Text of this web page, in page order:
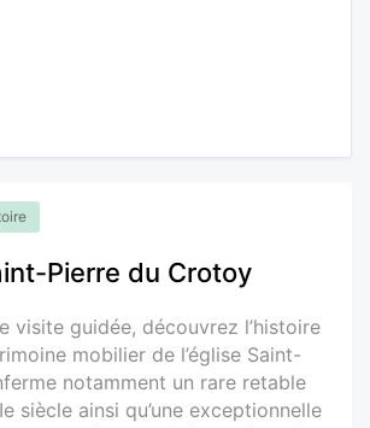
Pierre du Crotoy
visite guidée, découvrez l’histoire
mobilier de l’église Saint-
notamment un rare retable
siècle ainsi qu’une exceptionnelle